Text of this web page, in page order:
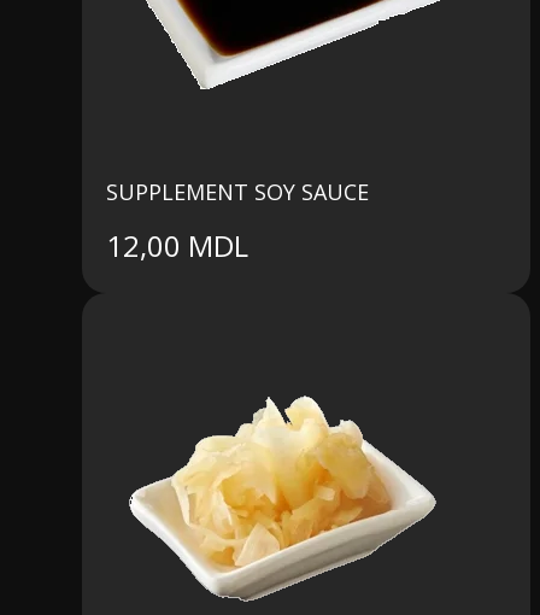
SUPPLEMENT SOY SAUCE
12,00 MDL